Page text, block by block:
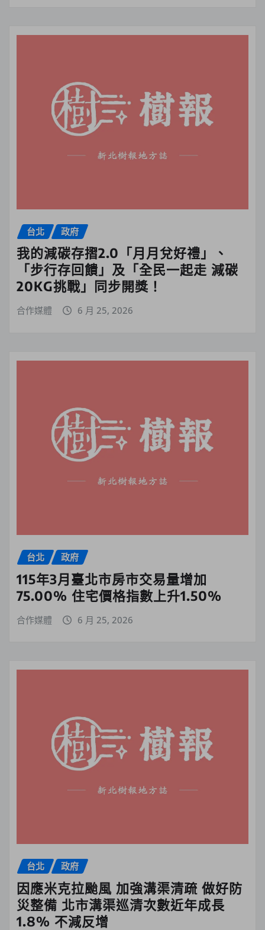
台北 政府
我的減碳存摺2.0「月月兌好禮」、
「步行存回饋」及「全民一起走 減碳
20KG挑戰」同步開獎！
合作媒體 6 月 25, 2026
台北 政府
115年3月臺北市房市交易量增加
75.00% 住宅價格指數上升1.50%
合作媒體 6 月 25, 2026
台北 政府
因應米克拉颱風 加強溝渠清疏 做好防
災整備 北市溝渠巡清次數近年成長
1.8% 不減反增